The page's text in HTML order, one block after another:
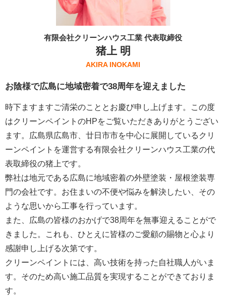
有限会社クリーンハウス工業 代表取締役
猪上 明
AKIRA INOKAMI
お陰様で広島に地域密着で38周年を迎えました
時下ますますご清栄のこととお慶び申し上げます。この度
はクリーンペイントのHPをご覧いただきありがとうござい
ます。広島県広島市、廿日市市を中心に展開しているクリ
ーンペイントを運営する有限会社クリーンハウス工業の代
表取締役の猪上です。
弊社は地元である広島に地域密着の外壁塗装・屋根塗装専
門の会社です。お住まいの不便や悩みを解決したい、その
ような思いから工事を行っています。
また、広島の皆様のおかげで38周年を無事迎えることがで
きました。これも、ひとえに皆様のご愛顧の賜物と心より
感謝申し上げる次第です。
クリーンペイントには、高い技術を持った自社職人がいま
す。そのため高い施工品質を実現することができておりま
す。